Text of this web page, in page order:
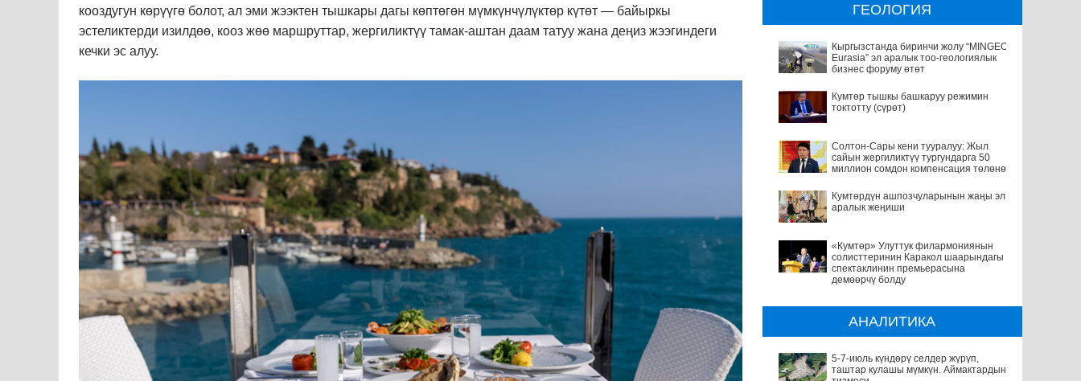
кооздугун көрүүгө болот, ал эми жээктен тышкары дагы көптөгөн мүмкүнчүлүктөр күтөт — байыркы
эстеликтерди изилдөө, кооз жөө маршруттар, жергиликтүү тамак-аштан даам татуу жана деңиз жээгиндеги
кечки эс алуу.
ГЕОЛОГИЯ
Кыргызстанда биринчи жолу “MINGEO
Eurasia” эл аралык тоо-геологиялык
бизнес форуму өтөт
Кумтөр тышкы башкаруу режимин
токтотту (сүрөт)
Солтон-Сары кени тууралуу: Жыл
сайын жергиликтүү тургундарга 50
миллион сомдон компенсация төлөнөт
Кумтөрдүн ашпозчуларынын жаңы эл
аралык жеңиши
«Кумтөр» Улуттук филармониянын
солисттеринин Каракол шаарындагы
спектаклинин премьерасына
демөөрчү болду
АНАЛИТИКА
5-7-июль күндөрү селдер жүрүп,
таштар кулашы мүмкүн. Аймактардын